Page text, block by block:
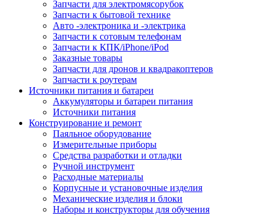
Запчасти для электромясорубок
Запчасти к бытовой технике
Авто -электроника и -электрика
Запчасти к сотовым телефонам
Запчасти к КПК/iPhone/iPod
Заказные товары
Запчасти для дронов и квадракоптеров
Запчасти к роутерам
Источники питания и батареи
Аккумуляторы и батареи питания
Источники питания
Конструирование и ремонт
Паяльное оборудование
Измерительные приборы
Средства разработки и отладки
Ручной инструмент
Расходные материалы
Корпусные и установочные изделия
Механические изделия и блоки
Наборы и конструкторы для обучения